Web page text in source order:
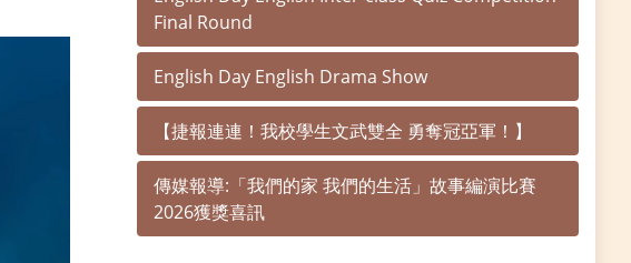
Final Round
English Day English Drama Show
【捷報連連！我校學生文武雙全 勇奪冠亞軍！】
傳媒報導:「我們的家 我們的生活」故事編演比賽
2026獲獎喜訊